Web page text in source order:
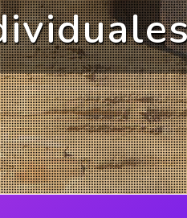
El centro